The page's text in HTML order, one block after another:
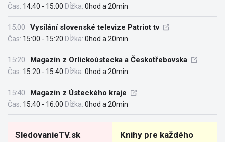
Čas: 14:40 - 15:00 Dĺžka: 0hod a 20min
15:00 Vysílání slovenské televize Patriot tv
Čas: 15:00 - 15:20 Dĺžka: 0hod a 20min
15:20 Magazín z Orlickoústecka a Českotřebovska
Čas: 15:20 - 15:40 Dĺžka: 0hod a 20min
15:40 Magazín z Ústeckého kraje
Čas: 15:40 - 16:00 Dĺžka: 0hod a 20min
SledovanieTV.sk Knihy pre každého